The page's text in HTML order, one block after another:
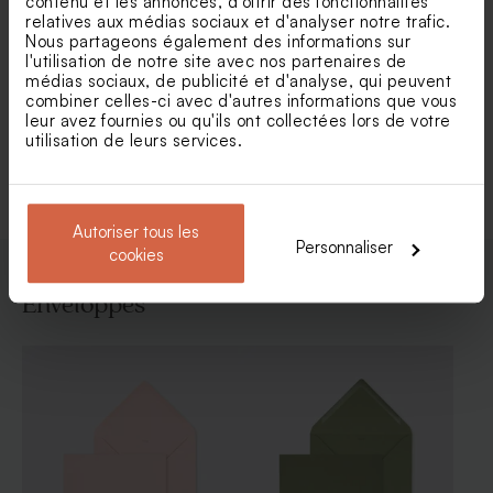
relatives aux médias sociaux et d'analyser notre trafic.
Nous partageons également des informations sur
l'utilisation de notre site avec nos partenaires de
médias sociaux, de publicité et d'analyse, qui peuvent
combiner celles-ci avec d'autres informations que vous
leur avez fournies ou qu'ils ont collectées lors de votre
utilisation de leurs services.
Autoriser tous les
cookies
Personnaliser
Carte invitation mariage
douceur marine et dorure
Programme mariage
minimaliste - Format vertical
Voir toute la collection Carte invitation
Enveloppes